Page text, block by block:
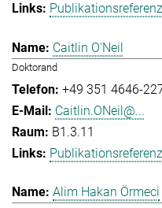
Caitlin O'Neil
Doktorand
+49 351 4646-
Caitlin.ONeil@...
B1.3.11
Alim Hakan Örmeci